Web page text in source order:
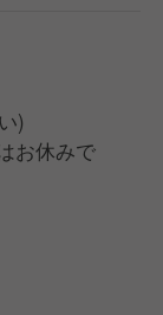
)
お休みで